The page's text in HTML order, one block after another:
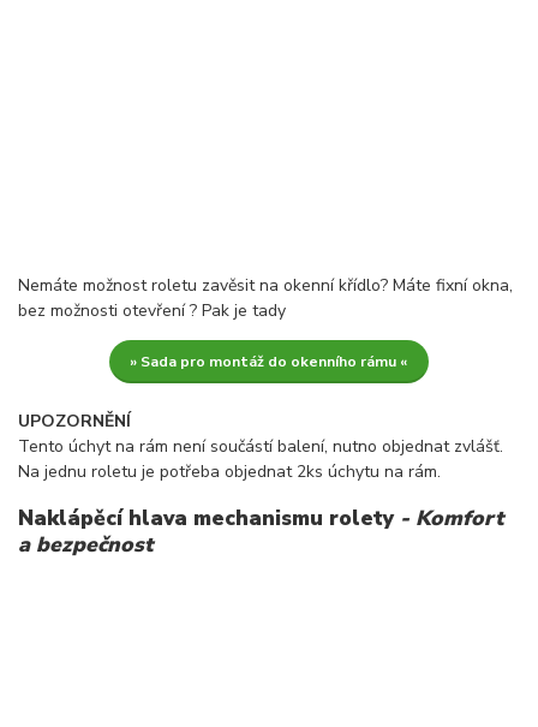
Nemáte možnost roletu zavěsit na okenní křídlo? Máte fixní okna,
bez možnosti otevření ? Pak je tady
» Sada pro montáž do okenního rámu «
UPOZORNĚNÍ
Tento úchyt na rám není součástí balení, nutno objednat zvlášť.
Na jednu roletu je potřeba objednat 2ks úchytu na rám.
Naklápěcí hlava mechanismu rolety - Komfort
a bezpečnost